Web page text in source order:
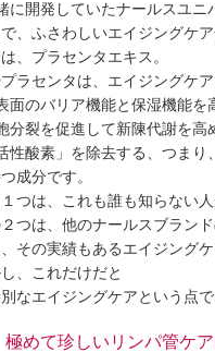
に開発していたナールスユ
、ふさわしいエイジングケ
、プラセンタエキス。
ラセンタは、エイジングケ
面のバリア機能と保湿機能
分裂を促進して新陳代謝を
性酸素」を除去する、つまり
成分です。
つは、これも誰も知らない
つは、他のナールスブラン
その実績もあるエイジング
し、これだけだと
別なエイジングケアという点
て珍しいリンパ管ケア